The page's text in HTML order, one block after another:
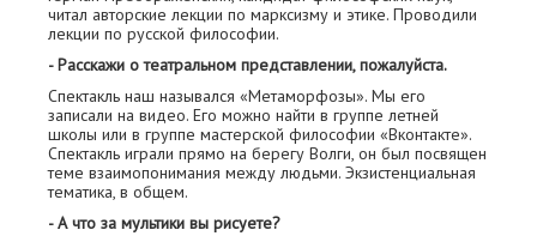
читал авторские лекции по марксизму и этике. Проводили
лекции по русской философии.
- Расскажи о театральном представлении, пожалуйста.
Спектакль наш назывался «Метаморфозы». Мы его
записали на видео. Его можно найти в группе летней
школы или в группе мастерской философии «Вконтакте».
Спектакль играли прямо на берегу Волги, он был посвящен
теме взаимопонимания между людьми. Экзистенциальная
тематика, в общем.
- А что за мультики вы рисуете?